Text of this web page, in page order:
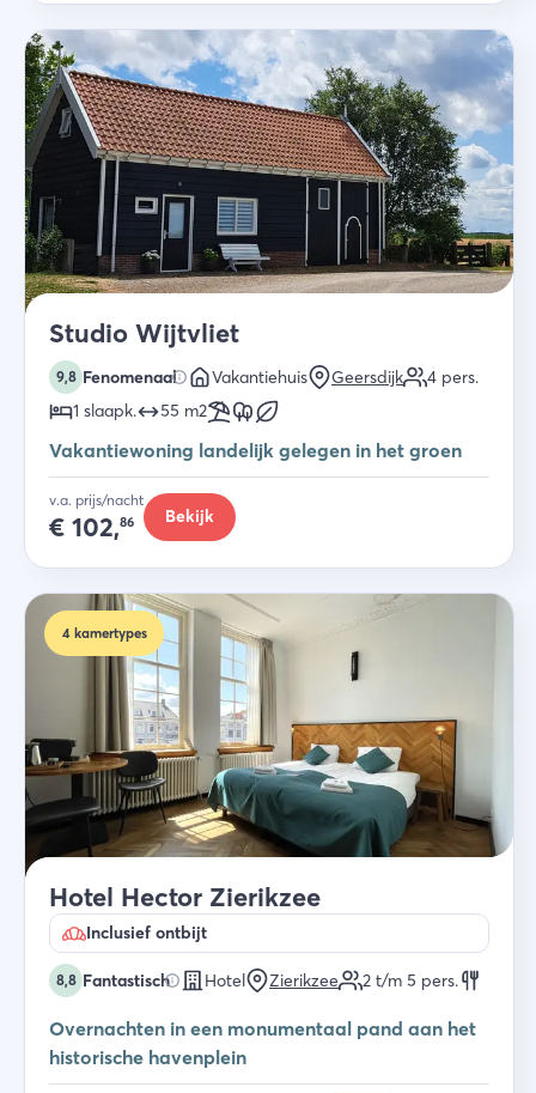
Studio Wijtvliet
9,8 Fenomenaal Vakantiehuis Geersdijk 4 pers.
1 slaapk. 55 m2
Vakantiewoning landelijk gelegen in het groen
v.a. prijs/nacht
€ 102,86 Bekijk
4 kamertypes
Hotel Hector Zierikzee
Inclusief ontbijt
8,8 Fantastisch Hotel Zierikzee 2 t/m 5 pers.
Overnachten in een monumentaal pand aan het
historische havenplein